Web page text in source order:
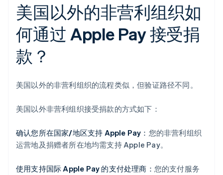
美国以外的非营利组织如
何通过 Apple Pay 接受捐
款？
美国以外的非营利组织的流程类似，但验证路径不同。
美国以外非营利组织接受捐款的方式如下：
确认您所在国家/地区支持 Apple Pay： 您的非营利组织
运营地及捐赠者所在地均需支持 Apple Pay。
使用支持国际 Apple Pay 的支付处理商： 您的支付服务